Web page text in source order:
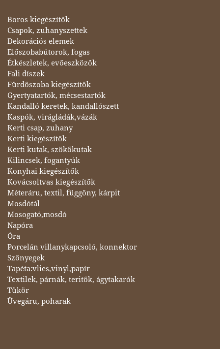
Boros kiegészítők
Csapok, zuhanyszettek
Dekorációs elemek
Előszobabútorok, fogas
Étkészletek, evőeszközök
Fali díszek
Fürdőszoba kiegészítők
Gyertyatartók, mécsestartók
Kandalló keretek, kandallószett
Kaspók, virágládák,vázák
Kerti csap, zuhany
Kerti kiegészítők
Kerti kutak, szökőkutak
Kilincsek, fogantyúk
Konyhai kiegészítők
Kovácsoltvas kiegészítők
Méteráru, textil, függöny, kárpit
Mosdótál
Mosogató,mosdó
Napóra
Óra
Porcelán villanykapcsoló, konnektor
Szőnyegek
Tapéta:vlies,vinyl,papír
Textilek, párnák, teritők, ágytakarók
Tükör
Üvegáru, poharak